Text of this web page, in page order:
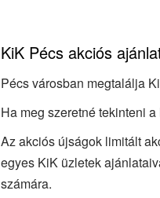
KiK Pécs akciós
Pécs városban megtalálja
Ha meg szeretné tekinteni
Az akciós újságok limitált
egyes KiK üzletek
számára.